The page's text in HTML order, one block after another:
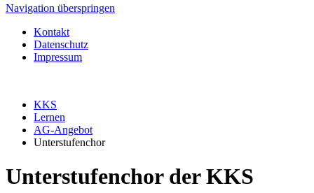
Navigation überspringen
Kontakt
Datenschutz
Impressum
KKS
Lernen
AG-Angebot
Unterstufenchor
Unterstufenchor der KKS